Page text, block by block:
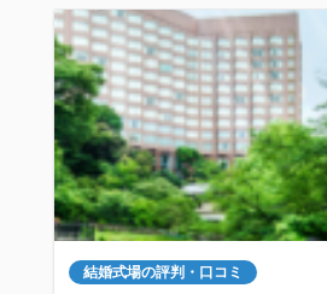
結婚式場の評判・口コミ